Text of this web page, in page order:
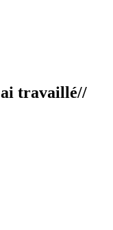
travaillé//